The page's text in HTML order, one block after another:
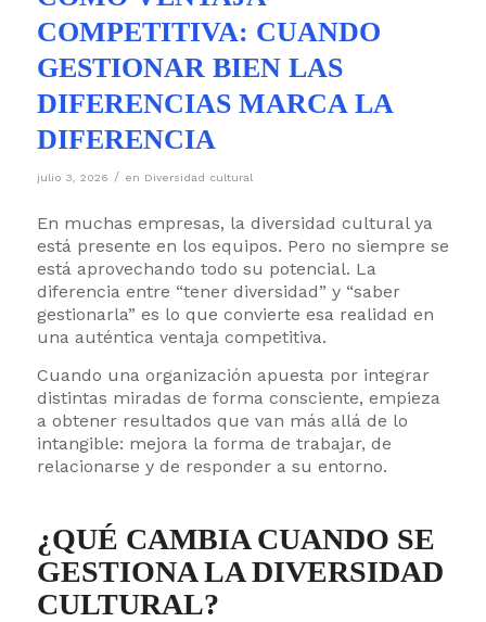
COMPETITIVA: CUANDO
GESTIONAR BIEN LAS
DIFERENCIAS MARCA LA
DIFERENCIA
julio 3, 2026 / en Diversidad cultural
En muchas empresas, la diversidad cultural ya
está presente en los equipos. Pero no siempre se
está aprovechando todo su potencial. La
diferencia entre “tener diversidad” y “saber
gestionarla” es lo que convierte esa realidad en
una auténtica ventaja competitiva.
Cuando una organización apuesta por integrar
distintas miradas de forma consciente, empieza
a obtener resultados que van más allá de lo
intangible: mejora la forma de trabajar, de
relacionarse y de responder a su entorno.
¿QUÉ CAMBIA CUANDO SE
GESTIONA LA DIVERSIDAD
CULTURAL?